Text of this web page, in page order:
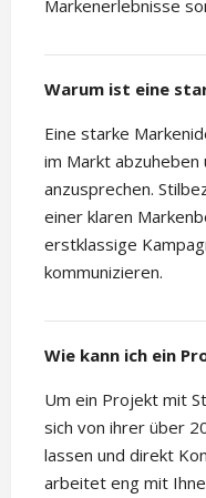
Markenerlebnisse
Warum ist eine
Eine starke
im Markt
anzusprechen.
einer klaren
erstklassige
kommunizieren.
Wie kann ich ein
Um ein Projekt mit
sich von ihrer über
lassen und direkt
arbeitet eng mit